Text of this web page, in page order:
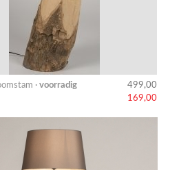
· voorradig
499,00
169,00